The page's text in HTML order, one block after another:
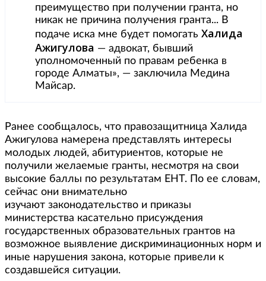
преимущество при получении гранта, но
никак не причина получения гранта... В
подаче иска мне будет помогать Халида
Ажигулова — адвокат, бывший
уполномоченный по правам ребенка в
городе Алматы», — заключила Медина
Майсар.
Ранее сообщалось, что правозащитница Халида
Ажигулова намерена представлять интересы
молодых людей, абитуриентов, которые не
получили желаемые гранты, несмотря на свои
высокие баллы по результатам ЕНТ. По ее словам,
сейчас они внимательно
изучают законодательство и приказы
министерства касательно присуждения
государственных образовательных грантов на
возможное выявление дискриминационных норм и
иные нарушения закона, которые привели к
создавшейся ситуации.